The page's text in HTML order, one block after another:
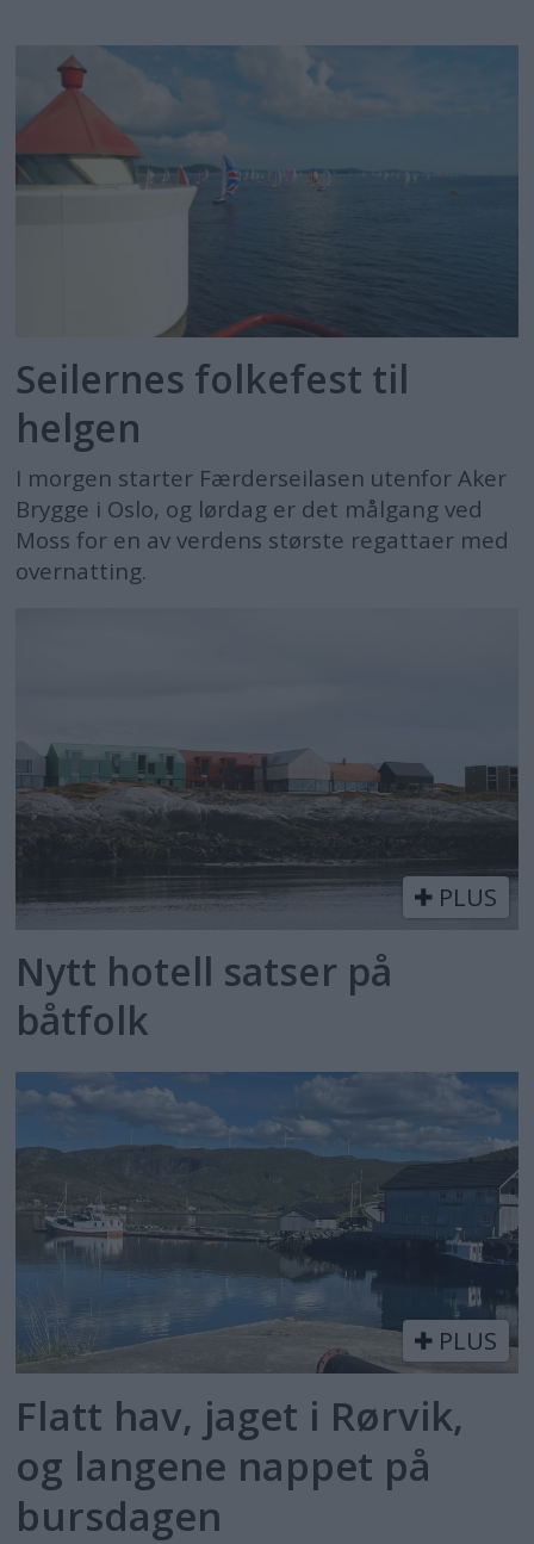
Seilernes folkefest til
helgen
I morgen starter Færderseilasen utenfor Aker
Brygge i Oslo, og lørdag er det målgang ved
Moss for en av verdens største regattaer med
overnatting.
PLUS
Nytt hotell satser på
båtfolk
PLUS
Flatt hav, jaget i Rørvik,
og langene nappet på
bursdagen